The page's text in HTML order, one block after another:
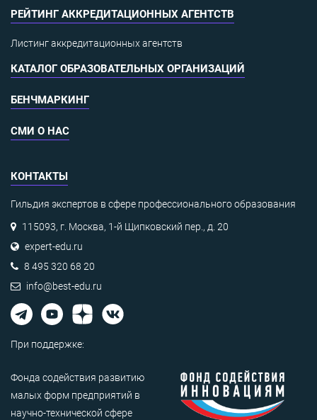
РЕЙТИНГ АККРЕДИТАЦИОННЫХ АГЕНТСТВ
Листинг аккредитационных агентств
КАТАЛОГ ОБРАЗОВАТЕЛЬНЫХ ОРГАНИЗАЦИЙ
БЕНЧМАРКИНГ
СМИ О НАС
КОНТАКТЫ
Гильдия экспертов в сфере профессионального образования
115093, г. Москва, 1-й Щипковский пер., д. 20
expert-edu.ru
8 495 320 68 20
info@best-edu.ru
При поддержке:
Фонда содействия развитию
малых форм предприятий в
научно-технической сфере